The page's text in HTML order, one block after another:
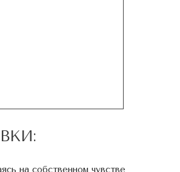
на собственном чувстве